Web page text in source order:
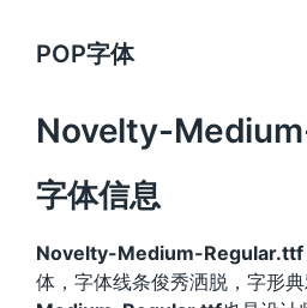
POP字体
Novelty-
字体信息
Novelty-Medium-Regular.ttf
体，字体线条俊秀洒脱，字形典